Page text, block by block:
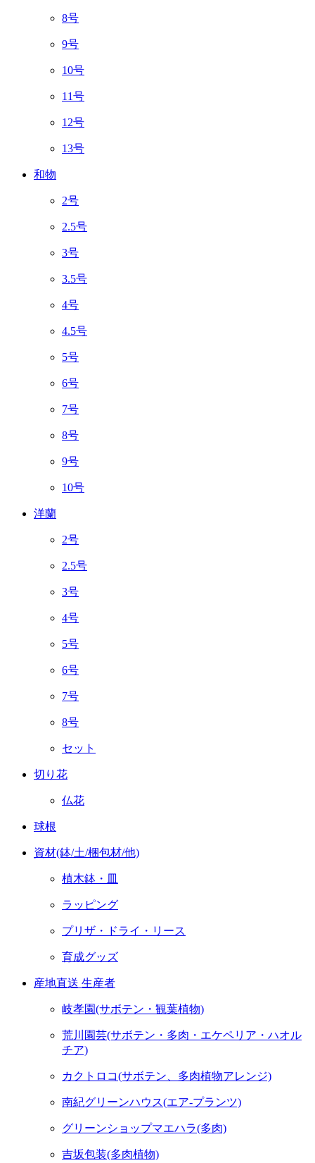
8号
9号
10号
11号
12号
13号
和物
2号
2.5号
3号
3.5号
4号
4.5号
5号
6号
7号
8号
9号
10号
洋蘭
2号
2.5号
3号
4号
5号
6号
7号
8号
セット
切り花
仏花
球根
資材(鉢/土/梱包材/他)
植木鉢・皿
ラッピング
プリザ・ドライ・リース
育成グッズ
産地直送 生産者
岐孝園(サボテン・観葉植物)
荒川園芸(サボテン・多肉・エケペリア・ハオル
チア)
カクトロコ(サボテン、多肉植物アレンジ)
南紀グリーンハウス(エア-プランツ)
グリーンショップマエハラ(多肉)
吉坂包装(多肉植物)